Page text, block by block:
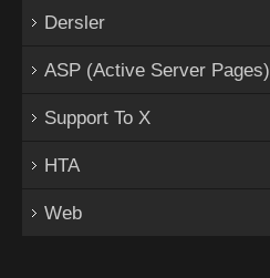
Dersler
ASP (Active Server Pages)
Support To X
HTA
Web